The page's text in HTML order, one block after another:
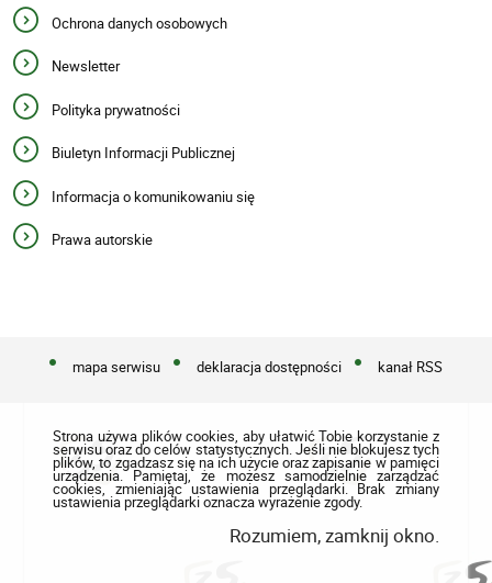
Ochrona danych osobowych
Newsletter
Polityka prywatności
Biuletyn Informacji Publicznej
Informacja o komunikowaniu się
Prawa autorskie
mapa serwisu deklaracja dostępności kanał RSS
Strona używa plików cookies, aby ułatwić Tobie korzystanie z
serwisu oraz do celów statystycznych. Jeśli nie blokujesz tych
plików, to zgadzasz się na ich użycie oraz zapisanie w pamięci
urządzenia. Pamiętaj, że możesz samodzielnie zarządzać
cookies, zmieniając ustawienia przeglądarki. Brak zmiany
ustawienia przeglądarki oznacza wyrażenie zgody.
Rozumiem, zamknij okno.